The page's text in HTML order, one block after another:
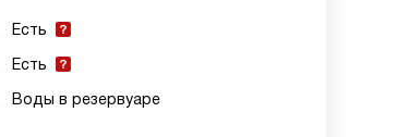
Есть
Есть
Воды в резервуаре